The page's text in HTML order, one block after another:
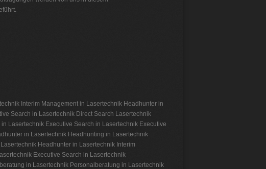
Interim Management in Lasertechnik Headhunter in
Search in Lasertechnik Direct Search Lasertechnik
in Lasertechnik Executive Search in Lasertechnik Executive
in Lasertechnik Headhunting in Lasertechnik
Headhunter in Lasertechnik Interim
Executive Search in Lasertechnik
in Lasertechnik Personalberatung in Lasertechnik